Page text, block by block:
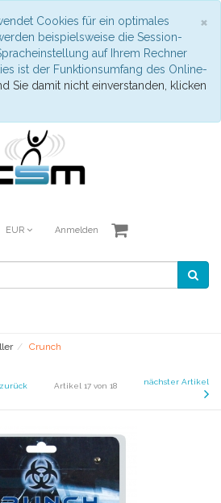
×
Cookies für ein optimales
beispielsweise die Session-
auf Ihrem Rechner
ist der Funktionsumfang des Online-
Sie damit nicht einverstanden, klicken
EUR Anmelden
Crunch
Artikel 17 von 18 nächster Artikel